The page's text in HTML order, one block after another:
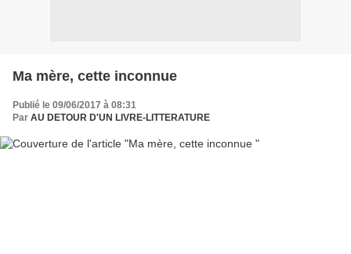
Ma mère, cette inconnue
Publié le 09/06/2017 à 08:31
Par AU DETOUR D'UN LIVRE-LITTERATURE